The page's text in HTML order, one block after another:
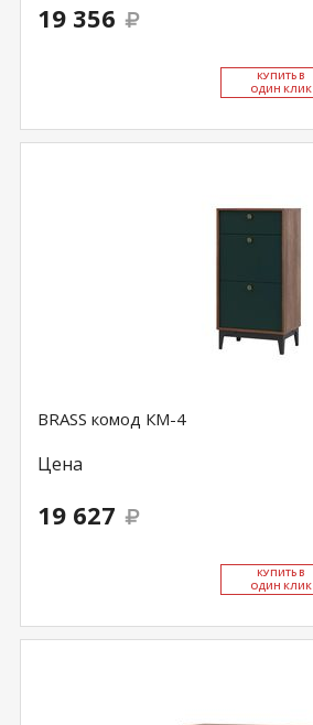
19 356
КУ­ПИТЬ В
ОДИН КЛИК
BRASS комод КМ-4
Цена
19 627
КУ­ПИТЬ В
ОДИН КЛИК